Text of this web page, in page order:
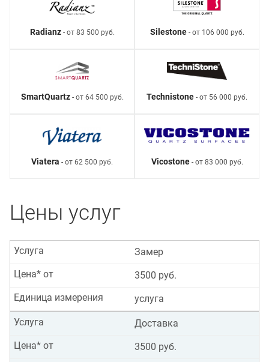
Radianz- от 83 500 руб. Silestone- от 106 000 руб.
SmartQuartz- от 64 500 руб. Technistone - от 56 000 руб.
Viatera - от 62 500 руб. Vicostone- от 83 000 руб.
Цены услуг
Замер
Услуга
3500 руб.
Цена* от
услуга
Единица измерения
Доставка
Услуга
3500 руб.
Цена* от